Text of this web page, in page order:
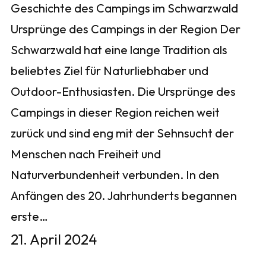
Geschichte des Campings im Schwarzwald
Ursprünge des Campings in der Region Der
Schwarzwald hat eine lange Tradition als
beliebtes Ziel für Naturliebhaber und
Outdoor-Enthusiasten. Die Ursprünge des
Campings in dieser Region reichen weit
zurück und sind eng mit der Sehnsucht der
Menschen nach Freiheit und
Naturverbundenheit verbunden. In den
Anfängen des 20. Jahrhunderts begannen
erste…
21. April 2024